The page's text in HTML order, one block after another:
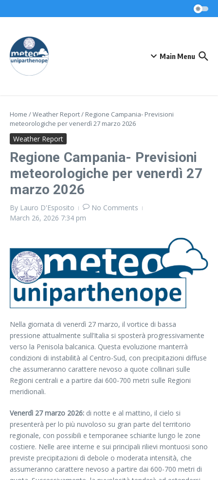
Main Menu
Home /Weather Report/ Regione Campania- Previsioni
meteorologiche per venerdì 27 marzo 2026
Weather Report
Regione Campania- Previsioni
meteorologiche per venerdì 27
marzo 2026
By Lauro D'Esposito
No Comments
March 26, 2026 7:34 pm
Nella giornata di venerdì 27 marzo, il vortice di bassa
pressione attualmente sull’Italia si sposterà progressivamente
verso la Penisola balcanica. Questa evoluzione manterrà
condizioni di instabilità al Centro-Sud, con precipitazioni diffuse
che assumeranno carattere nevoso a quote collinari sulle
Regioni centrali e a partire dai 600-700 metri sulle Regioni
meridionali.
Venerdì 27 marzo 2026: di notte e al mattino, il cielo si
presenterà per lo più nuvoloso su gran parte del territorio
regionale, con possibili e temporanee schiarite lungo le zone
costiere. Nelle aree interne e sui principali rilievi montuosi sono
previste precipitazioni di debole o moderata intensità, che
assumeranno carattere nevoso a partire dai 600-700 metri di